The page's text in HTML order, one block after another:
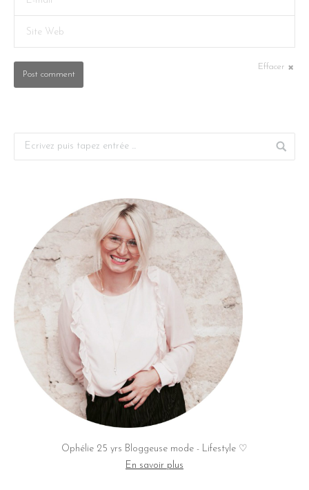
Site Web
Effacer
Post comment
Ophélie 25 yrs Bloggeuse mode - Lifestyle ♡
En savoir plus